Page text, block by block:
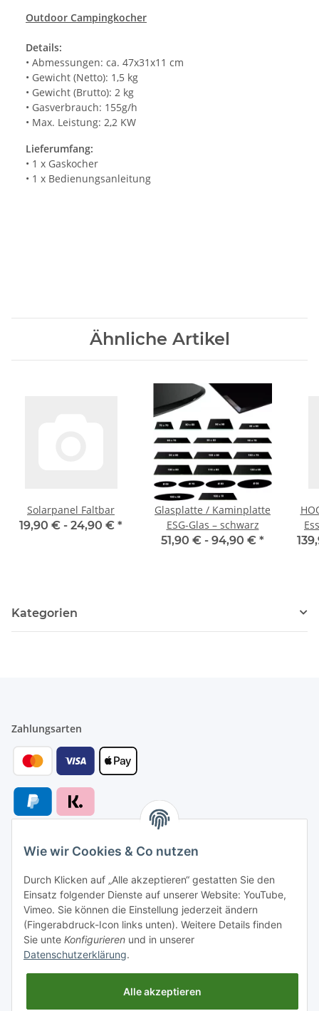
Outdoor Campingkocher
Details:
• Abmessungen: ca. 47x31x11 cm
• Gewicht (Netto): 1,5 kg
• Gewicht (Brutto): 2 kg
• Gasverbrauch: 155g/h
• Max. Leistung: 2,2 KW
Lieferumfang:
• 1 x Gaskocher
• 1 x Bedienungsanleitung
Ähnliche Artikel
Solarpanel Faltbar
19,90 € - 24,90 € *
Glasplatte / Kaminplatte
ESG-Glas – schwarz
51,90 € - 94,90 € *
Kategorien
Zahlungsarten
Versandarten
Versand nach
Wie wir Cookies & Co nutzen
Durch Klicken auf „Alle akzeptieren“ gestatten Sie den
Einsatz folgender Dienste auf unserer Website: YouTube,
Vimeo. Sie können die Einstellung jederzeit ändern
(Fingerabdruck-Icon links unten). Weitere Details finden
Sie unte Konfigurieren und in unserer
Datenschutzerklärung.
Alle akzeptieren